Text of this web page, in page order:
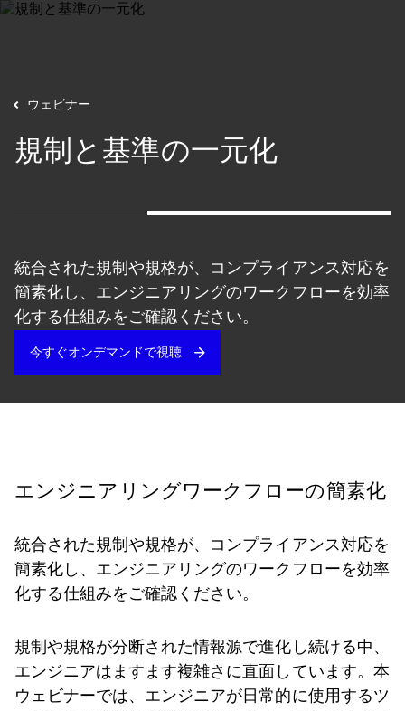
ウェビナー
規制と基準の一元化
今すぐオンデマンドで視聴
統合された規制や規格が、コンプライアンス対応を
簡素化し、エンジニアリングのワークフローを効率
化する仕組みをご確認ください。
エンジニアリングワークフローの簡素化
統合された規制や規格が、コンプライアンス対応を
簡素化し、エンジニアリングのワークフローを効率
化する仕組みをご確認ください。
規制や規格が分断された情報源で進化し続ける中、
エンジニアはますます複雑さに直面しています。本
ウェビナーでは、エンジニアが日常的に使用するツ